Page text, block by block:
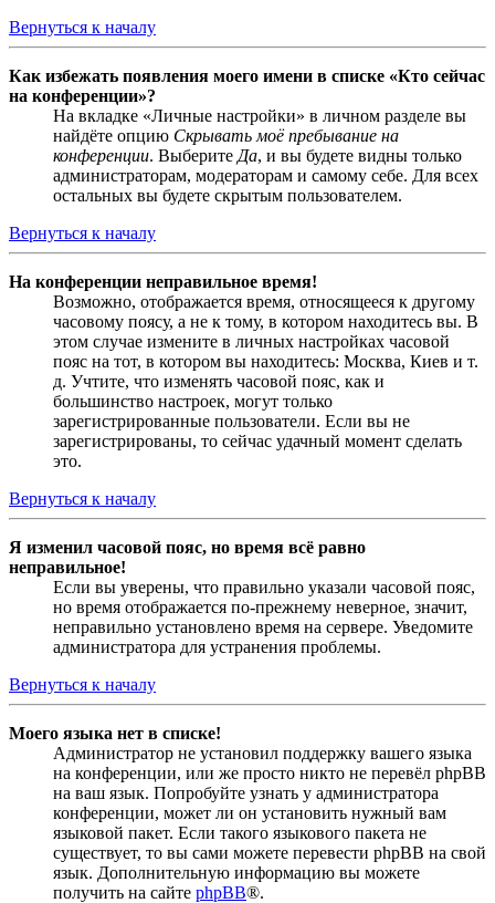
Вернуться к началу
Как избежать появления моего имени в списке «Кто сейчас
на конференции»?
На вкладке «Личные настройки» в личном разделе вы
найдёте опцию Скрывать моё пребывание на
конференции. Выберите Да, и вы будете видны только
администраторам, модераторам и самому себе. Для всех
остальных вы будете скрытым пользователем.
Вернуться к началу
На конференции неправильное время!
Возможно, отображается время, относящееся к другому
часовому поясу, а не к тому, в котором находитесь вы. В
этом случае измените в личных настройках часовой
пояс на тот, в котором вы находитесь: Москва, Киев и т.
д. Учтите, что изменять часовой пояс, как и
большинство настроек, могут только
зарегистрированные пользователи. Если вы не
зарегистрированы, то сейчас удачный момент сделать
это.
Вернуться к началу
Я изменил часовой пояс, но время всё равно
неправильное!
Если вы уверены, что правильно указали часовой пояс,
но время отображается по-прежнему неверное, значит,
неправильно установлено время на сервере. Уведомите
администратора для устранения проблемы.
Вернуться к началу
Моего языка нет в списке!
Администратор не установил поддержку вашего языка
на конференции, или же просто никто не перевёл phpBB
на ваш язык. Попробуйте узнать у администратора
конференции, может ли он установить нужный вам
языковой пакет. Если такого языкового пакета не
существует, то вы сами можете перевести phpBB на свой
язык. Дополнительную информацию вы можете
получить на сайте phpBB®.